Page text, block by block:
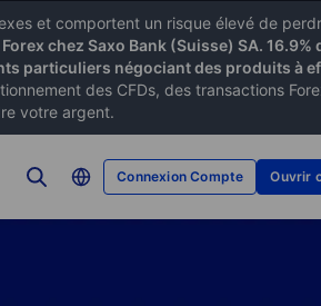
et comportent un risque élevé de
chez Saxo Bank (Suisse) SA.
particuliers négociant des produits à
des CFDs, des transactions
votre argent.
Connexion Compte Ouvrir